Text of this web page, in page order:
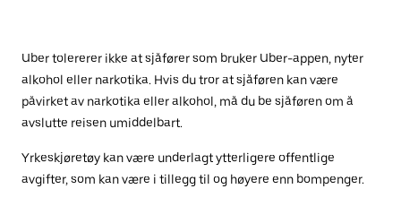
Uber tolererer ikke at sjåfører som bruker Uber-appen, nyter
alkohol eller narkotika. Hvis du tror at sjåføren kan være
påvirket av narkotika eller alkohol, må du be sjåføren om å
avslutte reisen umiddelbart.
Yrkeskjøretøy kan være underlagt ytterligere offentlige
avgifter, som kan være i tillegg til og høyere enn bompenger.